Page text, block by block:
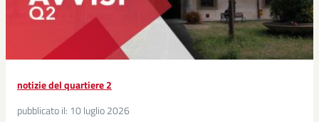
notizie del quartiere 2
pubblicato il: 10 luglio 2026